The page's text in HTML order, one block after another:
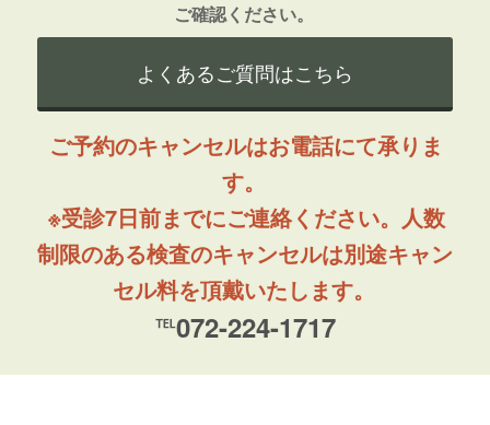
ご確認ください。
よくあるご質問はこちら
ご予約のキャンセルはお電話にて承りま
す。
※受診7日前までにご連絡ください。人数
制限のある検査のキャンセルは別途キャン
セル料を頂戴いたします。
℡072-224-1717